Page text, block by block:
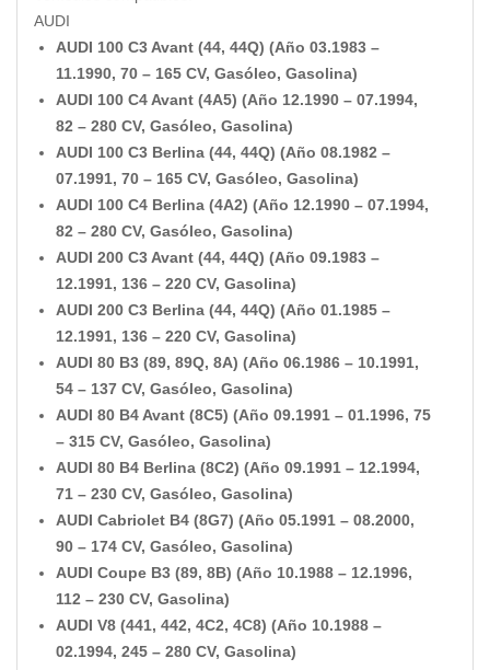
AUDI
AUDI 100 C3 Avant (44, 44Q) (Año 03.1983 –
11.1990, 70 – 165 CV, Gasóleo, Gasolina)
AUDI 100 C4 Avant (4A5) (Año 12.1990 – 07.1994,
82 – 280 CV, Gasóleo, Gasolina)
AUDI 100 C3 Berlina (44, 44Q) (Año 08.1982 –
07.1991, 70 – 165 CV, Gasóleo, Gasolina)
AUDI 100 C4 Berlina (4A2) (Año 12.1990 – 07.1994,
82 – 280 CV, Gasóleo, Gasolina)
AUDI 200 C3 Avant (44, 44Q) (Año 09.1983 –
12.1991, 136 – 220 CV, Gasolina)
AUDI 200 C3 Berlina (44, 44Q) (Año 01.1985 –
12.1991, 136 – 220 CV, Gasolina)
AUDI 80 B3 (89, 89Q, 8A) (Año 06.1986 – 10.1991,
54 – 137 CV, Gasóleo, Gasolina)
AUDI 80 B4 Avant (8C5) (Año 09.1991 – 01.1996, 75
– 315 CV, Gasóleo, Gasolina)
AUDI 80 B4 Berlina (8C2) (Año 09.1991 – 12.1994,
71 – 230 CV, Gasóleo, Gasolina)
AUDI Cabriolet B4 (8G7) (Año 05.1991 – 08.2000,
90 – 174 CV, Gasóleo, Gasolina)
AUDI Coupe B3 (89, 8B) (Año 10.1988 – 12.1996,
112 – 230 CV, Gasolina)
AUDI V8 (441, 442, 4C2, 4C8) (Año 10.1988 –
02.1994, 245 – 280 CV, Gasolina)